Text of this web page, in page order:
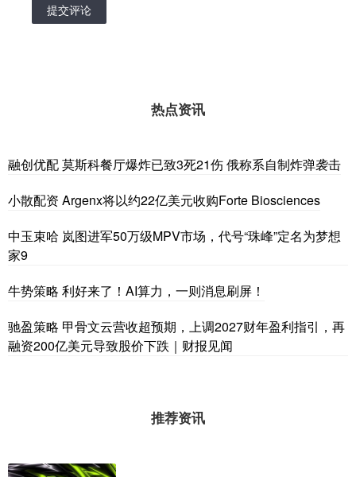
提交评论
热点资讯
融创优配 莫斯科餐厅爆炸已致3死21伤 俄称系自制炸弹袭击
小散配资 Argenx将以约22亿美元收购Forte Biosciences
中玉束哈 岚图进军50万级MPV市场，代号“珠峰”定名为梦想
家9
牛势策略 利好来了！AI算力，一则消息刷屏！
驰盈策略 甲骨文云营收超预期，上调2027财年盈利指引，再
融资200亿美元导致股价下跌｜财报见闻
推荐资讯